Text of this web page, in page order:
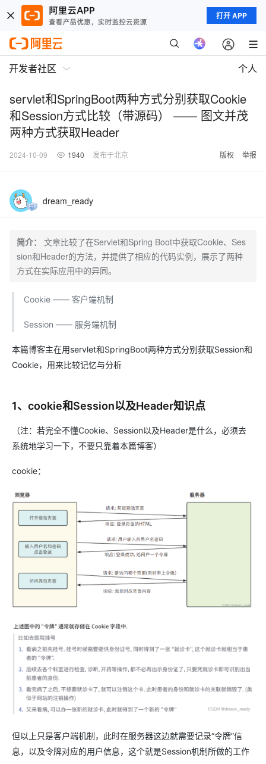
打开 APP
开发者社区 个人
servlet和SpringBoot两种方式分别获取Cookie
和Session方式比较（带源码） —— 图文并茂
两种方式获取Header
2024-10-09 1940 发布于北京 版权 举报
dream_ready
简介：
文章比较了在Servlet和Spring Boot中获取Cookie、Ses
sion和Header的方法，并提供了相应的代码实例，展示了两种
方式在实际应用中的异同。
Cookie —— 客户端机制
Session —— 服务端机制
本篇博客主在用servlet和SpringBoot两种方式分别获取Session和
Cookie，用来比较记忆与分析
1、cookie和Session以及Header知识点
（注：若完全不懂Cookie、Session以及Header是什么，必须去
系统地学习一下，不要只靠着本篇博客）
cookie：
但以上只是客户端机制，此时在服务器这边就需要记录“令牌”信
息，以及令牌对应的用户信息，这个就是Session机制所做的工作